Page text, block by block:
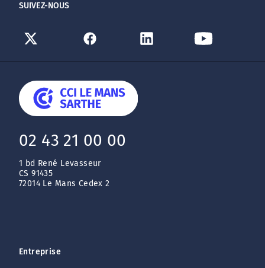
SUIVEZ-NOUS
02 43 21 00 00
1 bd René Levasseur
CS 91435
72014 Le Mans Cedex 2
Entreprise